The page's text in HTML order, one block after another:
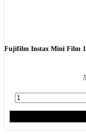
Fujifilm Instax Mini Film